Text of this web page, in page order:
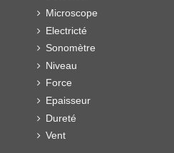
Microscope
Electricté
Sonomètre
Niveau
Force
Epaisseur
Dureté
Vent